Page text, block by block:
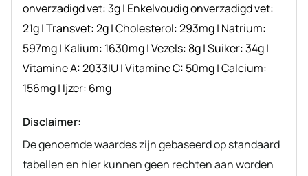
onverzadigd vet:3g| Enkelvoudig onverzadigd vet:
21g|Transvet:2g|Cholesterol:293mg| Natrium:
597mg| Kalium: 1630mg|Vezels: 8g|Suiker:34g|
Vitamine A:2033IU|Vitamine C: 50mg|Calcium:
156mg| Ijzer: 6mg
Disclaimer:
De genoemde waardes zijn gebaseerd op standaard
tabellen en hier kunnen geen rechten aan worden